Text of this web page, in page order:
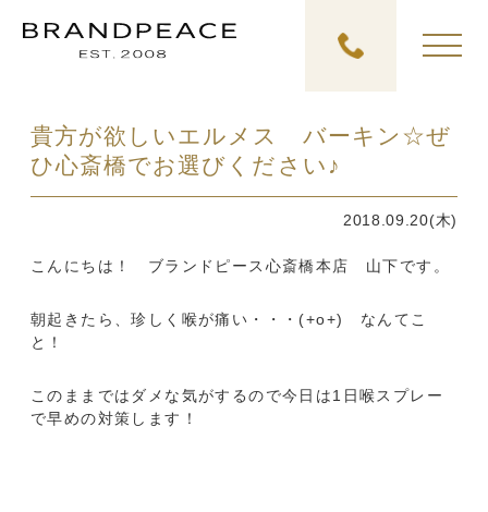
貴方が欲しいエルメス バーキン☆ぜ
ひ心斎橋でお選びください♪
2018.09.20(木)
こんにちは！ ブランドピース心斎橋本店 山下です。
朝起きたら、珍しく喉が痛い・・・(+o+) なんてこ
と！
このままではダメな気がするので今日は1日喉スプレー
で早めの対策します！